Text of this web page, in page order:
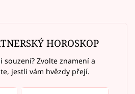
HOROSKOP
souzení? Zvolte znamení a
jestli vám hvězdy přejí.